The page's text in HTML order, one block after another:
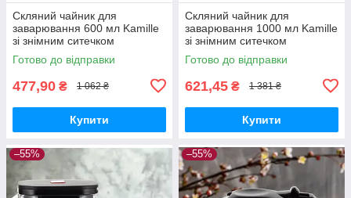
Скляний чайник для
заварювання 600 мл Kamille
зі знімним ситечком
квадратний
Готово до відправки
477,90 ₴ 1 062 ₴
Купити
Скляний чайник для
заварювання 1000 мл Kamille
зі знімним ситечком
термостійкий
Готово до відправки
621,45 ₴ 1 381 ₴
Купити
–55% –55%